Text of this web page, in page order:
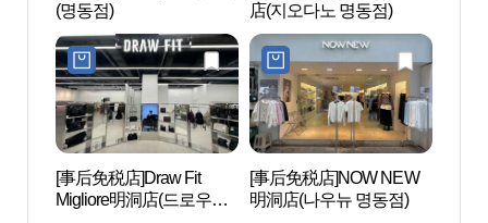
(명동점)
店(지오다노 명동점)
[事后免税店]Draw Fit
Migliore明洞店(드로우핏
[事后免税店]NOW NEW
明洞店(나우뉴 명동점)